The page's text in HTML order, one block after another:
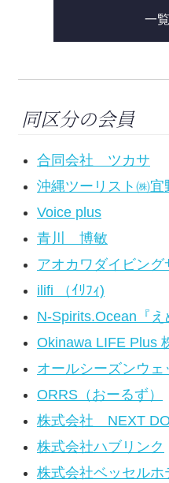
一
同区分の会員
合同会社 ツカサ
沖縄ツーリスト㈱
Voice plus
青川 博敏
アオカワダイビング
ilifi （ｲﾘﾌｨ)
N-Spirits.Ocean『え
Okinawa LIFE Plus
オールシーズンウェ
ORRS（おーるず）
株式会社 NEXT
株式会社ハブリンク
株式会社ベッセルホ